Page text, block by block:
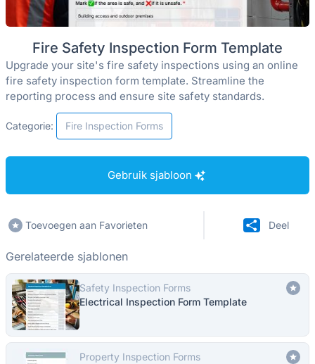
Fire Safety Inspection Form Template
Upgrade your site's fire safety inspections using an online
fire safety inspection form template. Streamline the
reporting process and ensure site safety standards.
Categorie: Fire Inspection Forms
Gebruik sjabloon
Toevoegen aan Favorieten Deel
Gerelateerde sjablonen
Safety Inspection Forms
Electrical Inspection Form Template
Property Inspection Forms